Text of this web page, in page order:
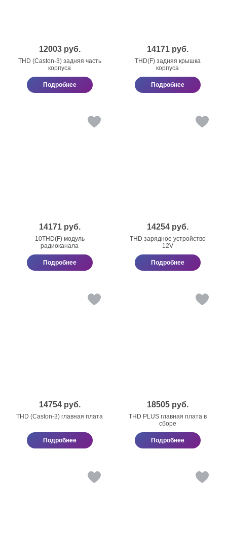
12003 руб.
THD (Caston-3) задняя часть
корпуса
Подробнее
14171 руб.
THD(F) задняя крышка
корпуса
Подробнее
14171 руб.
10THD(F) модуль
радиоканала
Подробнее
14254 руб.
THD зарядное устройство
12V
Подробнее
14754 руб.
THD (Caston-3) главная плата
Подробнее
18505 руб.
THD PLUS главная плата в
сборе
Подробнее